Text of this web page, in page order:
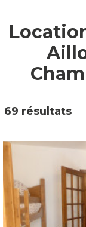
69 résultats